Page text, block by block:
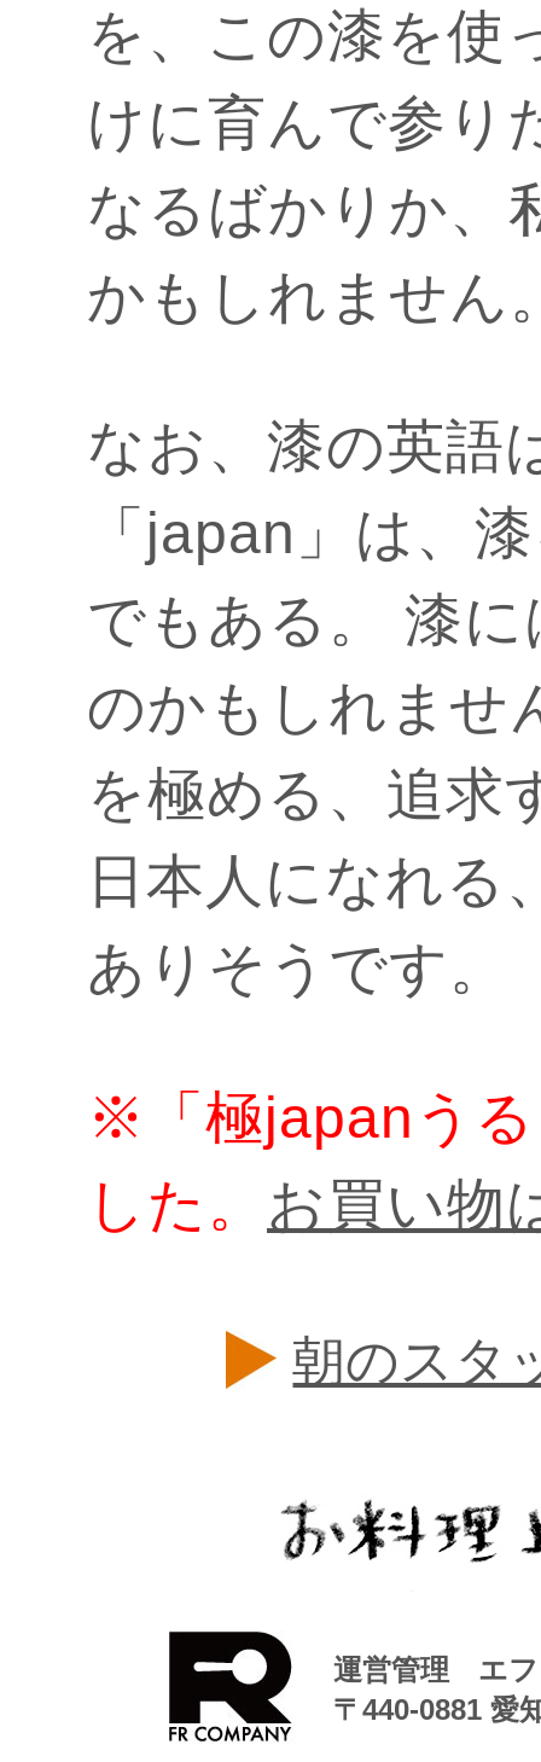
を、この漆を使
けに育んで参り
なるばかりか、
かもしれません
なお、漆の英語
「japan」は、
でもある。 漆
のかもしれませ
を極める、追求
日本人になれる
ありそうです。
※「極japanう
した。 お買い物
朝のスタ
運営管理 エフ
〒440-0881 愛